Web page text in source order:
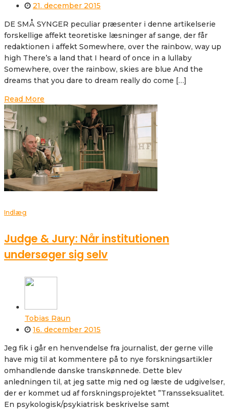
21. december 2015
DE SMÅ SYNGER peculiar præsenter i denne artikelserie
forskellige affekt teoretiske læsninger af sange, der får
redaktionen i affekt Somewhere, over the rainbow, way up
high There’s a land that I heard of once in a lullaby
Somewhere, over the rainbow, skies are blue And the
dreams that you dare to dream really do come […]
Read More
Indlæg
Judge & Jury: Når institutionen
undersøger sig selv
Tobias Raun
16. december 2015
Jeg fik i går en henvendelse fra journalist, der gerne ville
have mig til at kommentere på to nye forskningsartikler
omhandlende danske transkønnede. Dette blev
anledningen til, at jeg satte mig ned og læste de udgivelser,
der er kommet ud af forskningsprojektet ”Transseksualitet.
En psykologisk/psykiatrisk beskrivelse samt